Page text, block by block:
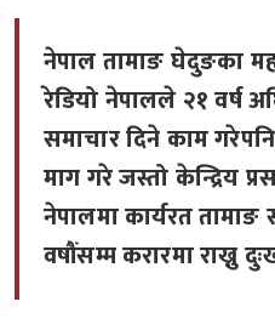
नेपाल तामाङ घेदुङका
रेडियो नेपालले २१ वर्ष
समाचार दिने काम
माग गरे जस्तो केन्द्रिय
नेपालमा कार्यरत तामाङ
वषौंसम्म करारमा राख्नु